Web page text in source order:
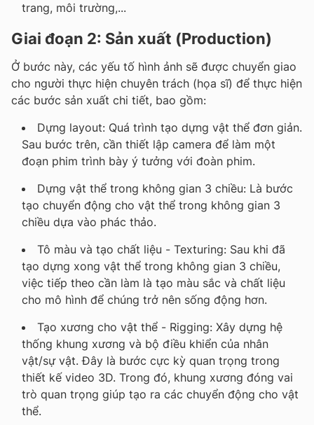
trang, môi trường,...
Giai đoạn 2: Sản xuất (Production)
Ở bước này, các yếu tố hình ảnh sẽ được chuyển giao
cho người thực hiện chuyên trách (họa sĩ) để thực hiện
các bước sản xuất chi tiết, bao gồm:
Dựng layout: Quá trình tạo dựng vật thể đơn giản.
Sau bước trên, cần thiết lập camera để làm một
đoạn phim trình bày ý tưởng với đoàn phim.
Dựng vật thể trong không gian 3 chiều: Là bước
tạo chuyển động cho vật thể trong không gian 3
chiều dựa vào phác thảo.
Tô màu và tạo chất liệu - Texturing: Sau khi đã
tạo dựng xong vật thể trong không gian 3 chiều,
việc tiếp theo cần làm là tạo màu sắc và chất liệu
cho mô hình để chúng trở nên sống động hơn.
Tạo xương cho vật thể - Rigging: Xây dựng hệ
thống khung xương và bộ điều khiển của nhân
vật/sự vật. Đây là bước cực kỳ quan trọng trong
thiết kế video 3D. Trong đó, khung xương đóng vai
trò quan trọng giúp tạo ra các chuyển động cho vật
thể.